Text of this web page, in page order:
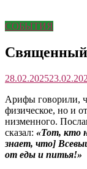
СОБЫТИЯ
Священный
28.02.2025
Арифы говорили,
физическое, но и
низменного.
сказал: «Тот, кто
знает, что]
от еды и питья!»